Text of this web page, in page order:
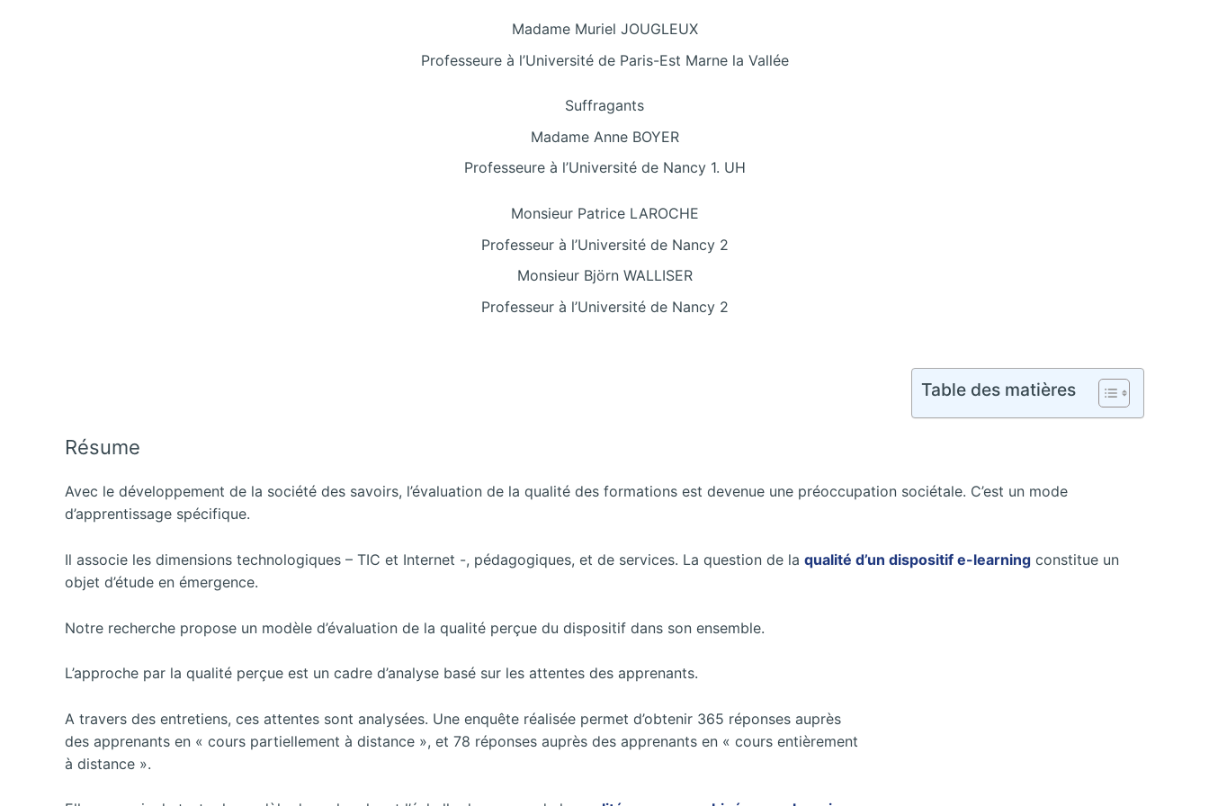
Madame Muriel JOUGLEUX
Professeure à l’Université de Paris-Est Marne la Vallée
Suffragants
Madame Anne BOYER
Professeure à l’Université de Nancy 1. UH
Monsieur Patrice LAROCHE
Professeur à l’Université de Nancy 2
Monsieur Björn WALLISER
Professeur à l’Université de Nancy 2
Table des matières
Résume
Avec le développement de la société des savoirs, l’évaluation de la qualité des formations est devenue une préoccupation sociétale. C’est un mode
d’apprentissage spécifique.
Il associe les dimensions technologiques – TIC et Internet -, pédagogiques, et de services. La question de la qualité d’un dispositif e-learning constitue un
objet d’étude en émergence.
Notre recherche propose un modèle d’évaluation de la qualité perçue du dispositif dans son ensemble.
L’approche par la qualité perçue est un cadre d’analyse basé sur les attentes des apprenants.
A travers des entretiens, ces attentes sont analysées. Une enquête réalisée permet d’obtenir 365 réponses auprès
des apprenants en « cours partiellement à distance », et 78 réponses auprès des apprenants en « cours entièrement
à distance ».